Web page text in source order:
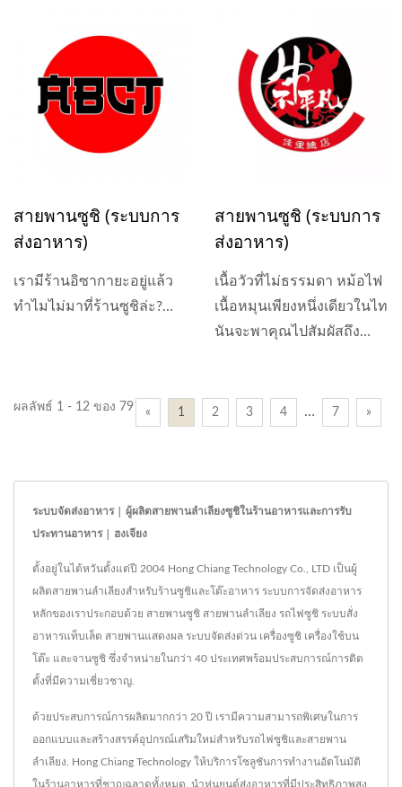
สายพานซูชิ (ระบบการ
ส่งอาหาร)
เรามีร้านอิซากายะอยู่แล้ว
ทำไมไม่มาที่ร้านซูชิล่ะ?...
สายพานซูชิ (ระบบการ
ส่งอาหาร)
เนื้อวัวที่ไม่ธรรมดา หม้อไฟ
เนื้อหมุนเพียงหนึ่งเดียวในไท
นันจะพาคุณไปสัมผัสถึง
ผลลัพธ์ 1 - 12 ของ 79 « 1 2 3 4 … 7 »
ระบบจัดส่งอาหาร | ผู้ผลิตสายพานลำเลียงซูชิในร้านอาหารและการรับ
ประทานอาหาร | ฮงเจียง
ตั้งอยู่ในไต้หวันตั้งแต่ปี 2004 Hong Chiang Technology Co., LTD เป็นผู้
ผลิตสายพานลำเลียงสำหรับร้านซูชิและโต๊ะอาหาร ระบบการจัดส่งอาหาร
หลักของเราประกอบด้วย สายพานซูชิ สายพานลำเลียง รถไฟซูชิ ระบบสั่ง
อาหารแท็บเล็ต สายพานแสดงผล ระบบจัดส่งด่วน เครื่องซูชิ เครื่องใช้บน
โต๊ะ และจานซูชิ ซึ่งจำหน่ายในกว่า 40 ประเทศพร้อมประสบการณ์การติด
ตั้งที่มีความเชี่ยวชาญ.
ด้วยประสบการณ์การผลิตมากกว่า 20 ปี เรามีความสามารถพิเศษในการ
ออกแบบและสร้างสรรค์อุปกรณ์เสริมใหม่สำหรับรถไฟซูชิและสายพาน
ลำเลียง. Hong Chiang Technology ให้บริการโซลูชันการทำงานอัตโนมัติ
ในร้านอาหารที่ชาญฉลาดทั้งหมด. นำหุ่นยนต์ส่งอาหารที่มีประสิทธิภาพสูง